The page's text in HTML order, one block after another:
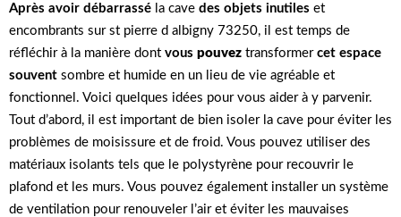
Après avoir débarrassé la cave des objets inutiles et
encombrants sur st pierre d albigny 73250, il est temps de
réfléchir à la manière dont vous pouvez transformer cet espace
souvent sombre et humide en un lieu de vie agréable et
fonctionnel. Voici quelques idées pour vous aider à y parvenir.
Tout d’abord, il est important de bien isoler la cave pour éviter les
problèmes de moisissure et de froid. Vous pouvez utiliser des
matériaux isolants tels que le polystyrène pour recouvrir le
plafond et les murs. Vous pouvez également installer un système
de ventilation pour renouveler l’air et éviter les mauvaises